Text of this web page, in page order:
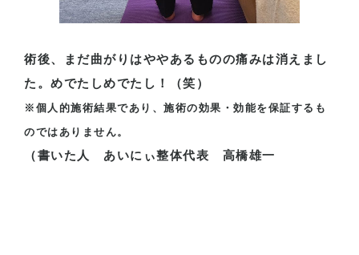
術後、まだ曲がりはややあるものの痛みは消えまし
た。めでたしめでたし！（笑）
※個人的施術結果であり、施術の効果・効能を保証するも
のではありません。
（書いた人 あいにぃ整体代表 高橋雄一